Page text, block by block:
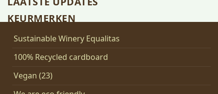
KEURMERKEN
Sustainable Winery Equalitas
100% Recycled cardboard
Vegan (23)